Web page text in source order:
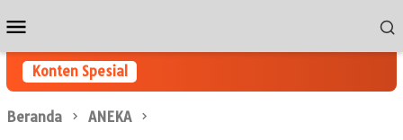
ke
kontenMobile
Konten Spesial
Beranda ANEKA